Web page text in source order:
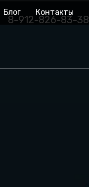
8-912-826-83-38
Блог Контакты